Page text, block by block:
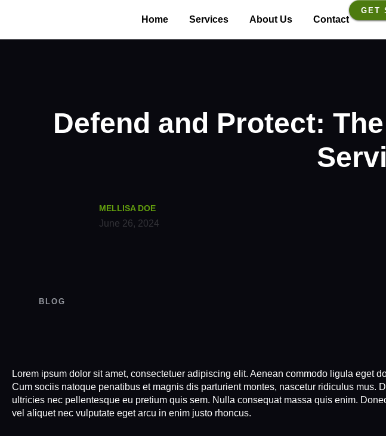
Home Services About Us Contact
GET
Defend and Protect:
MELLISA DOE
June 26, 2024
BLOG
Lorem ipsum dolor sit amet, consectetuer adipiscing elit. Aenean commodo ligula eget
Cum sociis natoque penatibus et magnis dis parturient montes, nascetur ridiculus mus.
ultricies nec pellentesque eu pretium quis sem. Nulla consequat massa quis enim.
vel aliquet nec vulputate eget arcu in enim justo rhoncus.